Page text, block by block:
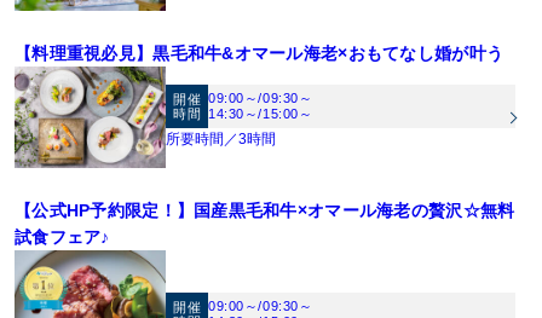
ビアス／ラフィリエ／エルシール／フルブルーム／エレノア／ハーディエイミス／
の他多数
め、天井装飾やコーディネートで自分らしさを演出♪
《ご見学》お車の方は、GEEKS OKAYAMA地下駐車場無料《ウェルカムベビー認
定会場》お子様がいても安心♪
《来館最大7万円プレゼント》【1】1件目見学で旅行券3万円（2件目以降は1万
円）【2】併設レストランSORAディナー券2万円（20名様以上での挙式・結婚式を
ご検討の方）【3】無料試食（2万円相当）
《ご成約特典》【1】挙式料20万円【2】衣装48万円分※特典は人数・日程で適用
制限有
【料理重視必見】黒毛和牛&オマール海老×おもてなし婚が叶う
開催
時間
09:00～/09:30～
14:30～/15:00～
所要時間／3時間
【公式HP予約限定！】国産黒毛和牛×オマール海老の贅沢☆無料
試食フェア♪
開催 09:00～/09:30～